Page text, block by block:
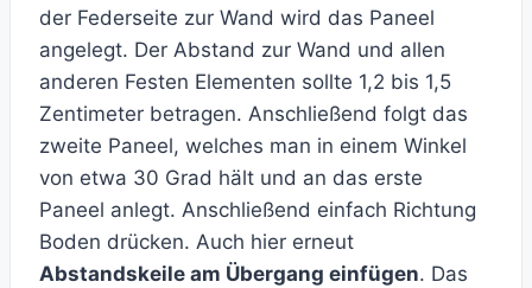
der Federseite zur Wand wird das Paneel
angelegt. Der Abstand zur Wand und allen
anderen Festen Elementen sollte 1,2 bis 1,5
Zentimeter betragen. Anschließend folgt das
zweite Paneel, welches man in einem Winkel
von etwa 30 Grad hält und an das erste
Paneel anlegt. Anschließend einfach Richtung
Boden drücken. Auch hier erneut
Abstandskeile am Übergang einfügen. Das